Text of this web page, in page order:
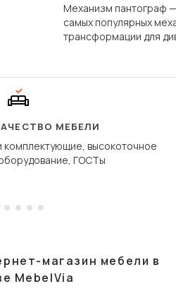
Механизм пантограф
самых популярных
трансформации для
сиденье не
дугообразной
МЕБЕЛИ
высокоточное
ГОСТы
магазин мебели в
MebelVia